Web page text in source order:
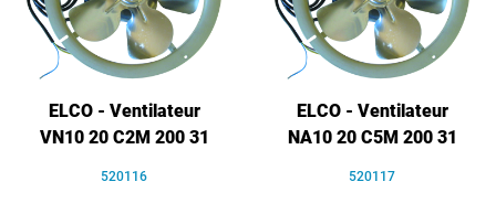
ELCO - Ventilateur
VN10 20 C2M 200 31
520116
ELCO - Ventilateur
NA10 20 C5M 200 31
520117